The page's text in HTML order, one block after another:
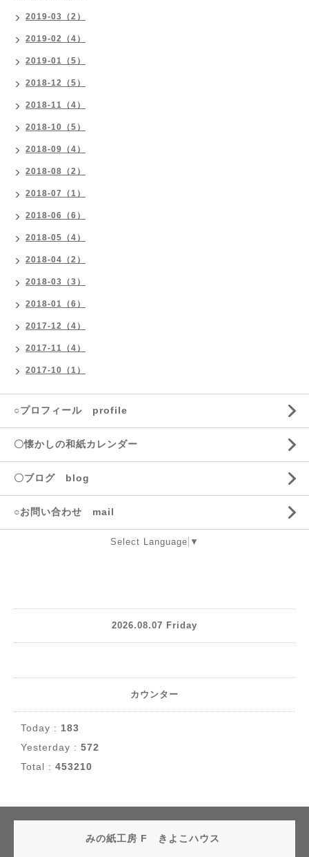
2019-03（2）
2019-02（4）
2019-01（5）
2018-12（5）
2018-11（4）
2018-10（5）
2018-09（4）
2018-08（2）
2018-07（1）
2018-06（6）
2018-05（4）
2018-04（2）
2018-03（3）
2018-01（6）
2017-12（4）
2017-11（4）
2017-10（1）
○プロフィール profile
〇懐かしの和紙カレンダー
〇ブログ blog
○お問い合わせ mail
Select Language ▼
2026.08.07 Friday
カウンター
Today : 183
Yesterday : 572
Total : 453210
みの紙工房 F きよこハウス